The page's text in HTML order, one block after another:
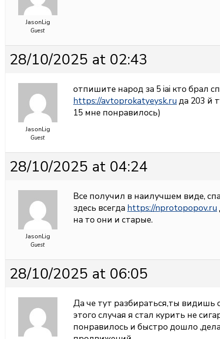
JasonLig
Guest
28/10/2025 at 02:43
JasonLig
Guest
отпишите народ за 5 iai кто брал
https://avtoprokatyeysk.ruда 203 й
15 мне понравилось)
28/10/2025 at 04:24
JasonLig
Guest
Все получил в наилучшем виде,
здесь всегда https://nprotopopov.ru
на то они и старые.
28/10/2025 at 06:05
Да че тут разбираться,ты видишь
этого случая я стал курить не
понравилось и быстро дошло